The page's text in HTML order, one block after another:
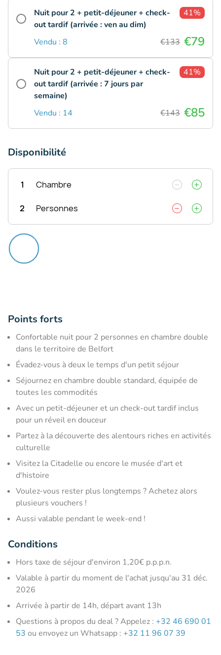
Nuit pour 2 + petit-déjeuner + check-
out tardif (arrivée : ven au dim)
41%
Vendu : 8 €133 €79
Nuit pour 2 + petit-déjeuner + check-
out tardif (arrivée : 7 jours par
semaine)
41%
Vendu : 14 €143 €85
Disponibilité
1 Chambre
2 Personnes
Points forts
Confortable nuit pour 2 personnes en chambre double
dans le territoire de Belfort
Évadez-vous à deux le temps d'un petit séjour
Séjournez en chambre double standard, équipée de
toutes les commodités
Avec un petit-déjeuner et un check-out tardif inclus
pour un réveil en douceur
Partez à la découverte des alentours riches en activités
culturelle
Visitez la Citadelle ou encore le musée d'art et
d'histoire
Voulez-vous rester plus longtemps ? Achetez alors
plusieurs vouchers !
Aussi valable pendant le week-end !
Conditions
Hors taxe de séjour d'environ 1,20€ p.p.p.n.
Valable à partir du moment de l'achat jusqu'au 31 déc.
2026
Arrivée à partir de 14h, départ avant 13h
Questions à propos du deal ? Appelez : +32 46 690 01
53 ou envoyez un Whatsapp : +32 11 96 07 39